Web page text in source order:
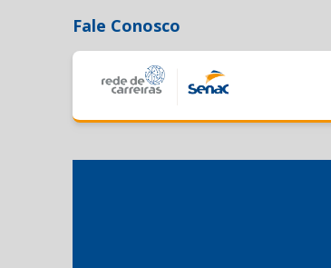
Fale Conosco